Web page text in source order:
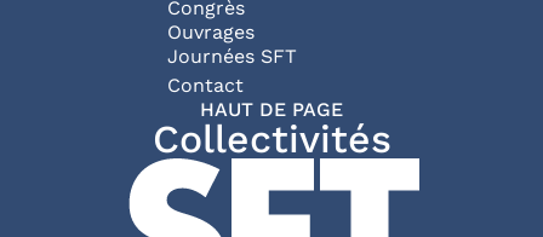
Congrès
Ouvrages
Journées SFT
Pied de page
Contact
HAUT DE PAGE
Collectivités